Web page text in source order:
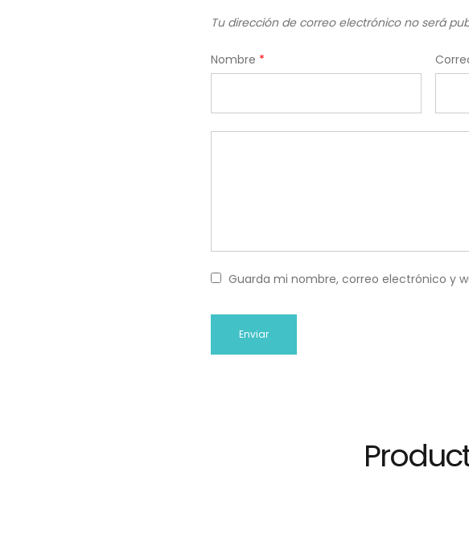
Tu dirección de correo electrónico no será
Nombre *
Guarda mi nombre, correo electrónico y